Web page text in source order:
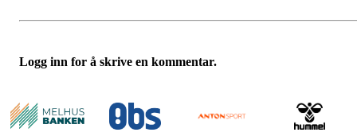
Logg inn for å skrive en kommentar.